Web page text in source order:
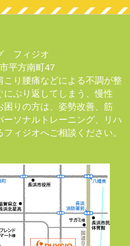
フィジオ
平方南町47
こり腰痛などによる不調が整
ぶり返してしまう、慢性
困りの方は、姿勢改善、筋
ーソナルトレーニング、リハ
ィジオへご相談ください。